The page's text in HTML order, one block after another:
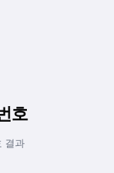
호
결과